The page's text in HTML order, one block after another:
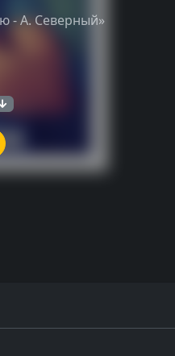
- А. Северный»